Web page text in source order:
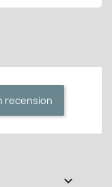
recension
